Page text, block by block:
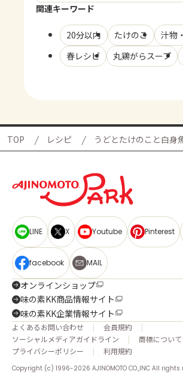
関連キーワード
20分以内 たけのこ 汁物
春レシピ
丸鶏がらスープ
TOP レシピ うどとたけのこと白身
LINE X Youtube Pinterest
facebook MAIL
オンラインショップ
味の素KK商品情報サイト
味の素KK企業情報サイト
よくあるお問い合わせ
会員規約
ソーシャルメディアガイドライン
商標について
プライバシーポリシー
利用規約
Copyright (c) 1996-2026 AJINOMOTO CO.,INC All rights